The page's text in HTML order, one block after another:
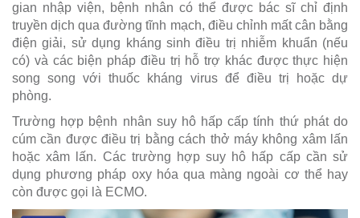
gian nhập viện, bệnh nhân có thể được bác sĩ chỉ định
truyền dịch qua đường tĩnh mạch, điều chỉnh mất cân bằng
điện giải, sử dụng kháng sinh điều trị nhiễm khuẩn (nếu
có) và các biện pháp điều trị hỗ trợ khác được thực hiện
song song với thuốc kháng virus để điều trị hoặc dự
phòng.
Trường hợp bệnh nhân suy hô hấp cấp tính thứ phát do
cúm cần được điều trị bằng cách thở máy không xâm lấn
hoặc xâm lấn. Các trường hợp suy hô hấp cấp cần sử
dụng phương pháp oxy hóa qua màng ngoài cơ thể hay
còn được gọi là ECMO.